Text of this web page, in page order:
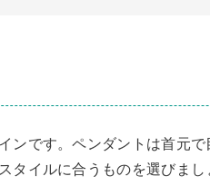
ンです。ペンダントは首元
タイルに合うものを選びま